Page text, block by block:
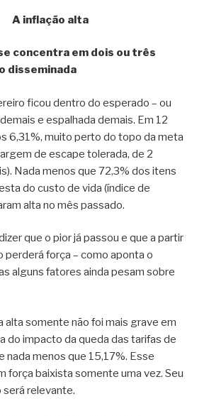
A inflação alta
concentra em dois ou três
disseminada
ficou dentro do esperado – ou
e espalhada demais. Em 12
6,31%, muito perto do topo da meta
de escape tolerada, de 2
Nada menos que 72,3% dos itens
do custo de vida (índice de
alta no mês passado.
que o pior já passou e que a partir
perderá força – como aponta o
alguns fatores ainda pesam sobre
alta somente não foi mais grave em
do impacto da queda das tarifas de
nada menos que 15,17%. Esse
força baixista somente uma vez. Seu
relevante.